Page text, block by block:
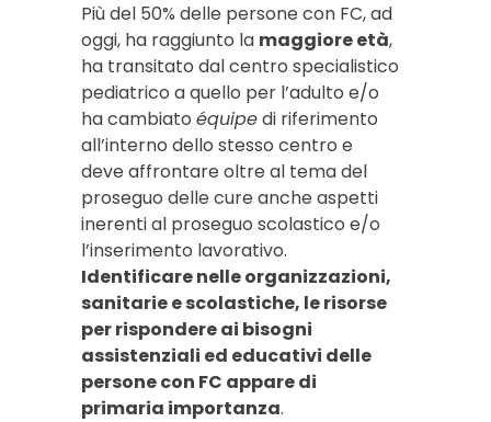
Più del 50% delle persone con FC, ad
oggi, ha raggiunto la maggiore età,
ha transitato dal centro specialistico
pediatrico a quello per l’adulto e/o
ha cambiato équipedi riferimento
all’interno dello stesso centro e
deve affrontare oltre al tema del
proseguo delle cure anche aspetti
inerenti al proseguo scolastico e/o
l’inserimento lavorativo.
Identificare nelle organizzazioni,
sanitarie e scolastiche, le risorse
per rispondere ai bisogni
assistenziali ed educativi delle
persone con FC appare di
primaria importanza.